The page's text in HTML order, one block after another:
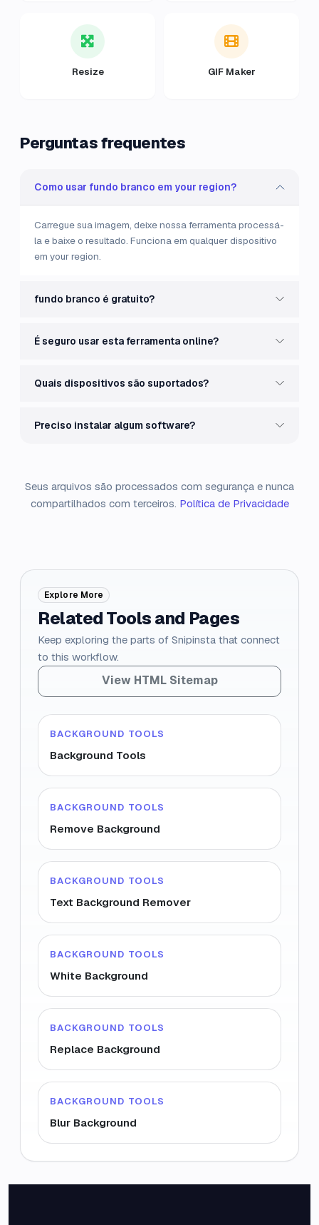
Resize GIF Maker
Perguntas frequentes
Como usar fundo branco em your region?
Carregue sua imagem, deixe nossa ferramenta processá-
la e baixe o resultado. Funciona em qualquer dispositivo
em your region.
fundo branco é gratuito?
É seguro usar esta ferramenta online?
Quais dispositivos são suportados?
Preciso instalar algum software?
Seus arquivos são processados com segurança e nunca
compartilhados com terceiros. Política de Privacidade
Explore More
Related Tools and Pages
Keep exploring the parts of Snipinsta that connect
to this workflow.
View HTML Sitemap
BACKGROUND TOOLS
Background Tools
BACKGROUND TOOLS
Remove Background
BACKGROUND TOOLS
Text Background Remover
BACKGROUND TOOLS
White Background
BACKGROUND TOOLS
Replace Background
BACKGROUND TOOLS
Blur Background